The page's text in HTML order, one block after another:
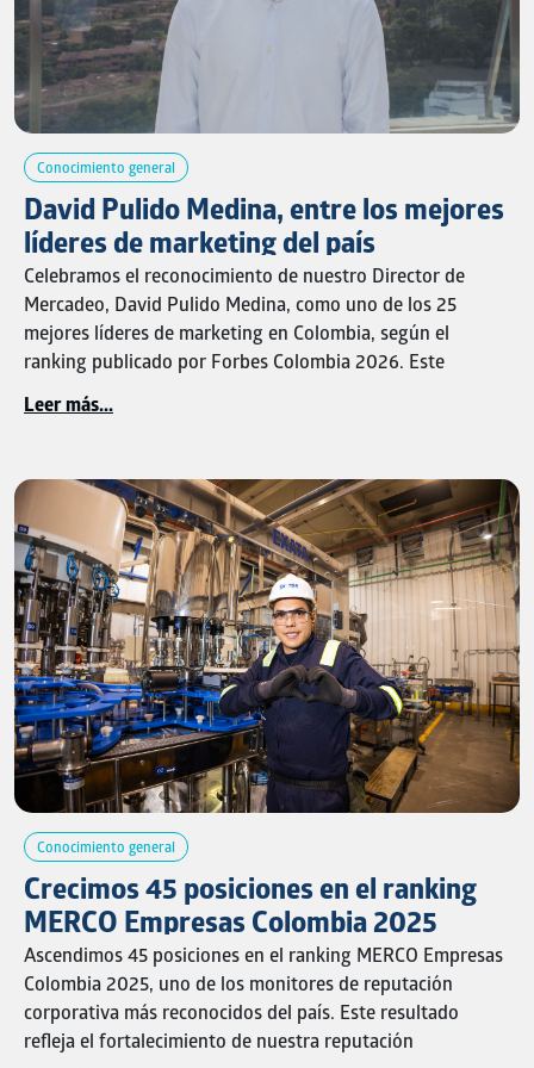
y el desarrollo de las personas.
Gracias a todos los participantes por ser parte de este
espacio que fortalece el presente y proyecta el futuro de
nuestra industria.
Conocimiento general
David Pulido Medina, entre los mejores
líderes de marketing del país
Celebramos el reconocimiento de nuestro Director de
Mercadeo, David Pulido Medina, como uno de los 25
mejores líderes de marketing en Colombia, según el
ranking publicado por Forbes Colombia 2026. Este
reconocimiento destaca su visión estratégica, liderazgo y
compromiso, cualidades que continúan impulsando la
marcas.
Nos inspira seguir construyendo juntos historias de
innovación, propósito y resultados que dejan huella.
Conoce el artículo completo aquí:ezAKus7Q
Leer más...
Conocimiento general
Crecimos 45 posiciones en el ranking
MERCO Empresas Colombia 2025
Ascendimos 45 posiciones en el ranking MERCO Empresas
Colombia 2025, uno de los monitores de reputación
corporativa más reconocidos del país. Este resultado
refleja el fortalecimiento de nuestra reputación